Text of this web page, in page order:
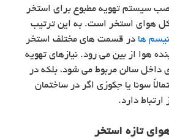
سیستم تهویه مطبوع برای استخر
کل هوای استخر است. به این ترتیب
ها در قسمت‌ های مختلف استخر
هوا از بین می رود. نیازهای تهویه
داخل سالن مربوط می شود، بلکه در
سونا یا جکوزی اگر در ساختمان
دارد.
تازه استخر